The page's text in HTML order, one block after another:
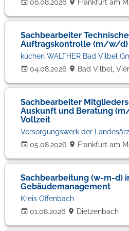
06.08.2026
Frankfurt am
Sachbearbeiter Technische
Auftragskontrolle (m/w/d)
04.08.2026
küchen WALTHER Bad Vilbel
Bad Vilbel,
Sachbearbeiter
Auskunft und Beratung
Vollzeit
05.08.2026
Versorgungswerk der
Frankfurt am
Sachbearbeitung (w-m-d)
Gebäudemanagement
01.08.2026
Kreis Offenbach
Dietzenbach